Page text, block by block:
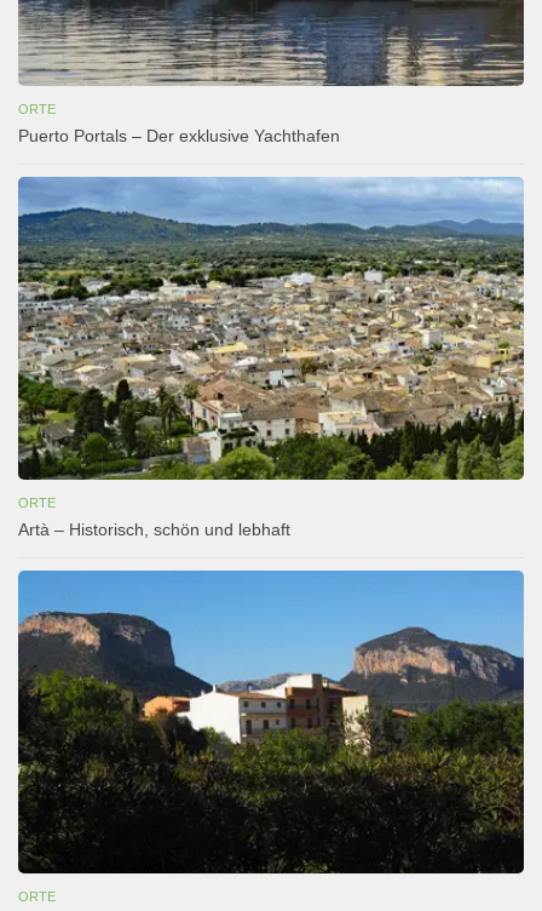
ORTE
Puerto Portals – Der exklusive Yachthafen
ORTE
Artà – Historisch, schön und lebhaft
ORTE